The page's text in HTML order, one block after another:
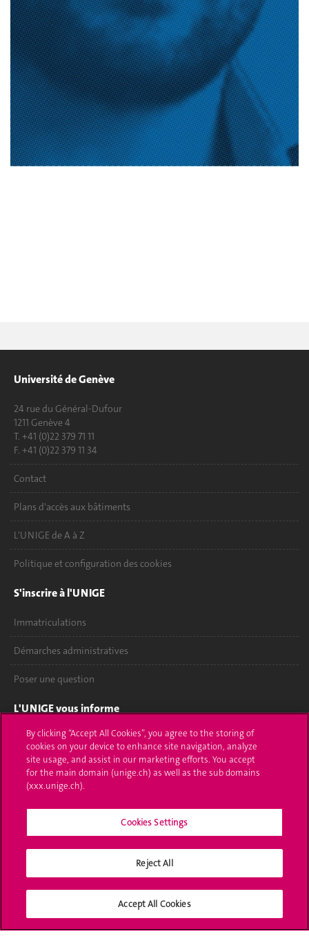
Université de Genève
24 rue du Général-Dufour
1211 Genève 4
T. +41 (0)22 379 71 11
F. +41 (0)22 379 11 34
Contact
Plans d'accès aux bâtiments
L'UNIGE de A à Z
Politique et configuration des cookies
S'inscrire à l'UNIGE
Immatriculations
Démarches administratives
Poser une question
L'UNIGE vous informe
UNIGE Mobile
Médias
Offres d'emploi
Calendrier académique
Médias sociaux UNIGE
By clicking “Accept All Cookies”, you agree to the storing of
cookies on your device to enhance site navigation, analyze
site usage, and assist in our marketing efforts. You accept
for the main domain (unige.ch) as well as the sub domains
(xxx.unige.ch).
Cookies Settings
Reject All
Accept All Cookies